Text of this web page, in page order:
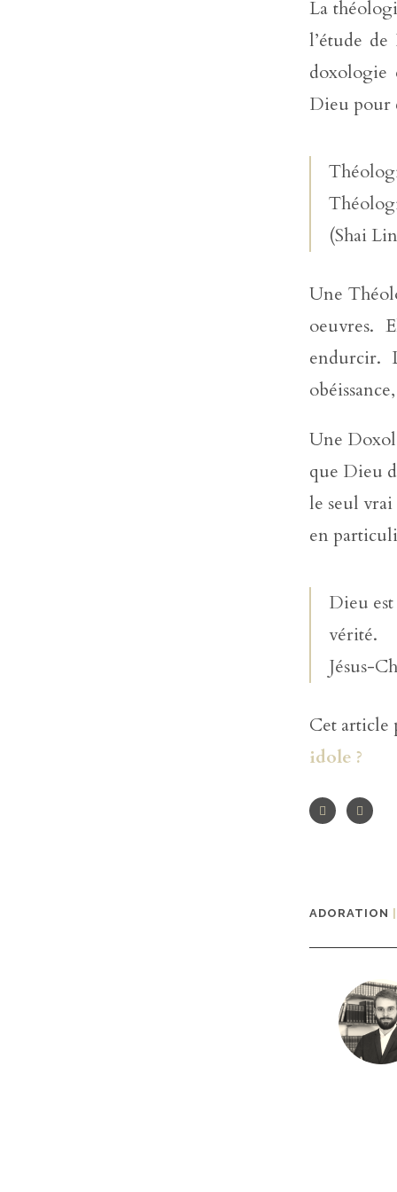
La
l’étude
doxologie
Dieu pour
(Shai
Une
oeuvres.
endurcir.
Une
que Dieu
le seul
en
Dieu
vérité.
Jésus-
Cet article
idole ?
ADORATION